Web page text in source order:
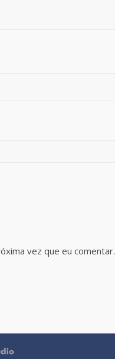
vez que eu comentar.